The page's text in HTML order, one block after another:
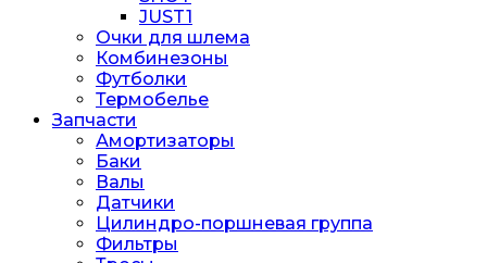
JUST1
Очки для шлема
Комбинезоны
Футболки
Термобелье
Запчасти
Амортизаторы
Баки
Валы
Датчики
Цилиндро-поршневая группа
Фильтры